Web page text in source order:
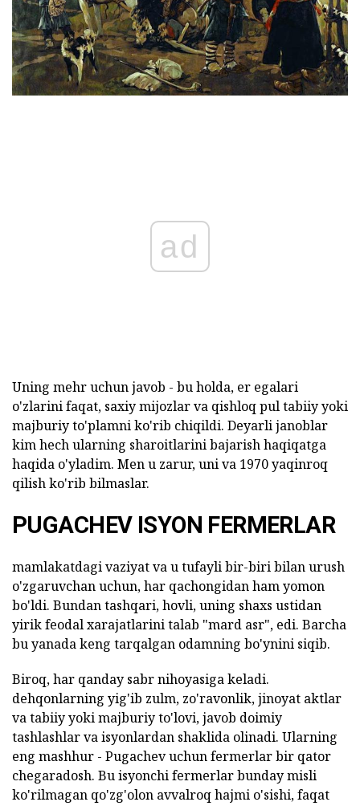
ad
Uning mehr uchun javob - bu holda, er egalari
o'zlarini faqat, saxiy mijozlar va qishloq pul tabiiy yoki
majburiy to'plamni ko'rib chiqildi. Deyarli janoblar
kim hech ularning sharoitlarini bajarish haqiqatga
haqida o'yladim. Men u zarur, uni va 1970 yaqinroq
qilish ko'rib bilmaslar.
PUGACHEV ISYON FERMERLAR
mamlakatdagi vaziyat va u tufayli bir-biri bilan urush
o'zgaruvchan uchun, har qachongidan ham yomon
bo'ldi. Bundan tashqari, hovli, uning shaxs ustidan
yirik feodal xarajatlarini talab "mard asr", edi. Barcha
bu yanada keng tarqalgan odamning bo'ynini siqib.
Biroq, har qanday sabr nihoyasiga keladi.
dehqonlarning yig'ib zulm, zo'ravonlik, jinoyat aktlar
va tabiiy yoki majburiy to'lovi, javob doimiy
tashlashlar va isyonlardan shaklida olinadi. Ularning
eng mashhur - Pugachev uchun fermerlar bir qator
chegaradosh. Bu isyonchi fermerlar bunday misli
ko'rilmagan qo'zg'olon avvalroq hajmi o'sishi, faqat